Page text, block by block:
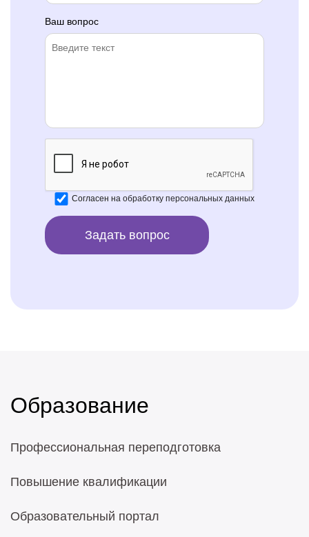
Ваш вопрос
Согласен на обработку персональных данных
Образование
Профессиональная переподготовка
Повышение квалификации
Образовательный портал